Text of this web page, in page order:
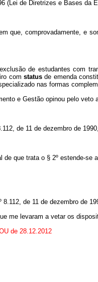
(Lei de Diretrizes e Bases da
que, comprovadamente, e
de estudantes com
comstatusde emenda
nas formas
e Gestão opinou pelo veto
de 11 de dezembro de
de que trata o § 2º estende-
8.112, de 11 de dezembro de
me levaram a vetar os
de 28.12.2012